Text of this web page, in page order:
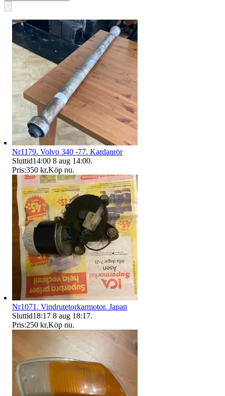
Nr1179. Volvo 340 -77. Kardanrör
Sluttid14:00 8 aug 14:00.
Pris:350 kr,Köp nu.
Nr1071. Vindrutetorkarmotor. Japan
Sluttid18:17 8 aug 18:17.
Pris:250 kr,Köp nu.